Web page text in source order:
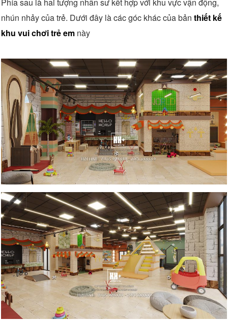
Phía sau là hai tượng nhân sư kết hợp với khu vực vận động,
nhún nhảy của trẻ. Dưới đây là các góc khác của bản thiết kế
khu vui chơi trẻ em này